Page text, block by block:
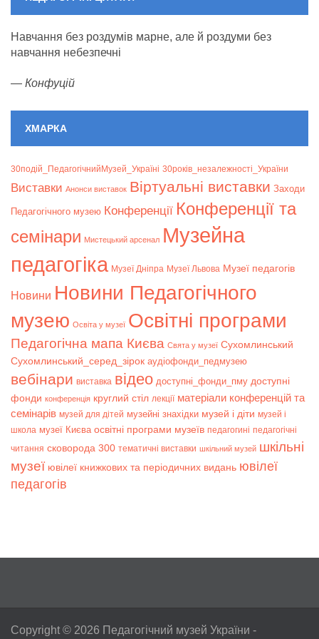
Навчання без роздумів марне, але й роздуми без
навчання небезпечні
— Конфуцій
ХМАРКА
30подій_ПедагогічнийМузей_Україні 30років_незалежності_України
Bиставки Анонси виставок Віртуальні виставки Заходи
Педагогічного музею Конференції Конференції та
семінари Мистецький арсенал Музейна
педагогіка Музеї Дніпра Музеї Львова Музеї педагогів
Новини Новини Педагогічного
музею Освіта у музеї Освітні програми
Педагогічна мапа Києва Свята у музеї Сухомлинський
Сухомлинський_серед_зірок аудіофонди_педмузею
вебінари виставка відео доступні_фонди_пму доступні
фонди конференція круглий стіл лекції матеріали конференцій та
семінарів музей для дітей музейні знахідки музей і діти музей і
школа музеї Києва освітні програми музеїв педагогині педагогічні
читання сковорода 300 тематичні виставки шкільний музей шкільні
музеї ювілеї книжкових та періодичних видань ювілеї
педагогів
Copyright © 2026 Педагогічний музей України -